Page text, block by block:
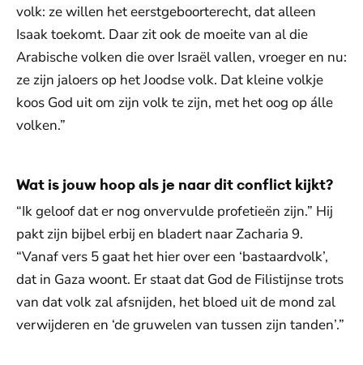
volk: ze willen het eerstgeboorterecht, dat alleen
Isaak toekomt. Daar zit ook de moeite van al die
Arabische volken die over Israël vallen, vroeger en nu:
ze zijn jaloers op het Joodse volk. Dat kleine volkje
koos God uit om zijn volk te zijn, met het oog op álle
volken.”
Wat is jouw hoop als je naar dit conflict kijkt?
“Ik geloof dat er nog onvervulde profetieën zijn.” Hij
pakt zijn bijbel erbij en bladert naar Zacharia 9.
“Vanaf vers 5 gaat het hier over een ‘bastaardvolk’,
dat in Gaza woont. Er staat dat God de Filistijnse trots
van dat volk zal afsnijden, het bloed uit de mond zal
verwijderen en ‘de gruwelen van tussen zijn tanden’.”